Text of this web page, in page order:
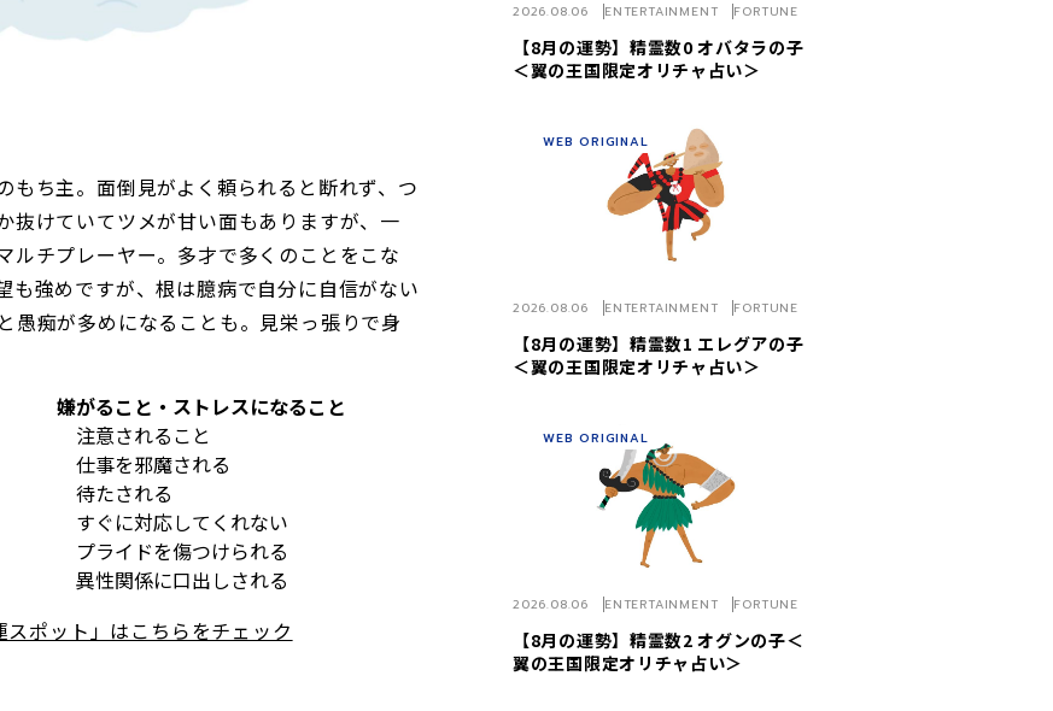
もち主。面倒見がよく頼られると断れず、つ
抜けていてツメが甘い面もありますが、一
ルチプレーヤー。多才で多くのことをこな
も強めですが、根は臆病で自分に自信がない
愚痴が多めになることも。見栄っ張りで身
嫌がること・ストレスになること
注意されること
仕事を邪魔される
待たされる
すぐに対応してくれない
プライドを傷つけられる
異性関係に口出しされる
ポット」はこちらをチェック
【8月の運勢】精霊数0 オバタラの子
＜翼の王国限定オリチャ占い＞
2026.08.06 ENTERTAINMENT FORTUNE
【8月の運勢】精霊数1 エレグアの子
＜翼の王国限定オリチャ占い＞
2026.08.06 ENTERTAINMENT FORTUNE
WEB ORIGINAL
【8月の運勢】精霊数2 オグンの子＜
翼の王国限定オリチャ占い＞
2026.08.06 ENTERTAINMENT FORTUNE
WEB ORIGINAL